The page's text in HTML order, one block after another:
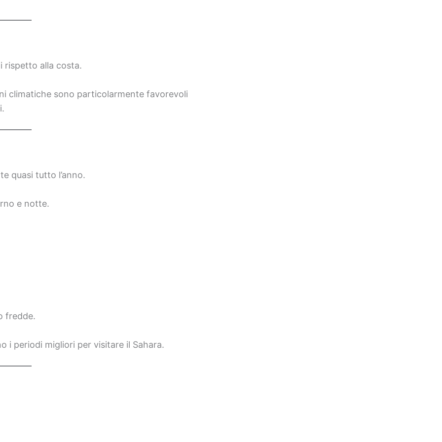
rispetto alla costa.
climatiche sono particolarmente favorevoli
quasi tutto l’anno.
e notte.
fredde.
i periodi migliori per visitare il Sahara.